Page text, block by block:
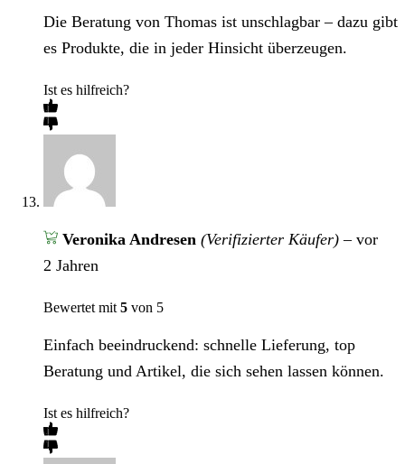
Die Beratung von Thomas ist unschlagbar – dazu gibt
es Produkte, die in jeder Hinsicht überzeugen.
Ist es hilfreich?
Veronika Andresen (Verifizierter Käufer) – vor
2 Jahren
Bewertet mit 5 von 5
Einfach beeindruckend: schnelle Lieferung, top
Beratung und Artikel, die sich sehen lassen können.
Ist es hilfreich?